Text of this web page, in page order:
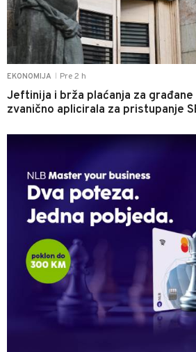
EKONOMIJA Pre 2 h
Jeftinija i brža plaćanja za građane
zvanično aplicirala za pristupanje